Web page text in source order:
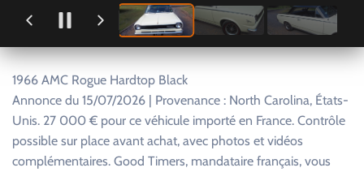
1966 AMC Rogue Hardtop Black
Annonce du 15/07/2026 | Provenance : North Carolina, États-
Unis. 27 000 € pour ce véhicule importé en France. Contrôle
possible sur place avant achat, avec photos et vidéos
complémentaires. Good Timers, mandataire français, vous